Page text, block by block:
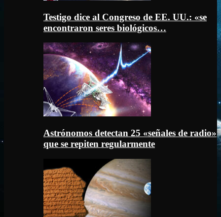
Testigo dice al Congreso de EE. UU.: «se
encontraron seres biológicos…
Astrónomos detectan 25 «señales de radio»
que se repiten regularmente